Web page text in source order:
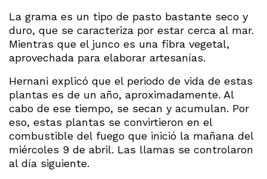
La grama es un tipo de pasto bastante seco y
duro, que se caracteriza por estar cerca al mar.
Mientras que el junco es una fibra vegetal,
aprovechada para elaborar artesanías.
Hernani explicó que el periodo de vida de estas
plantas es de un año, aproximadamente. Al
cabo de ese tiempo, se secan y acumulan. Por
eso, estas plantas se convirtieron en el
combustible del fuego que inició la mañana del
miércoles 9 de abril. Las llamas se controlaron
al día siguiente.